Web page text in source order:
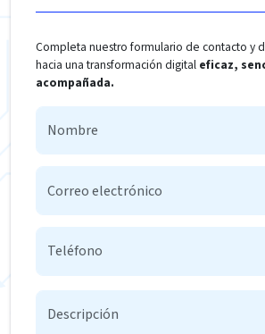
Completa nuestro formulario de contacto y
hacia una transformación digital eficaz,
acompañada.